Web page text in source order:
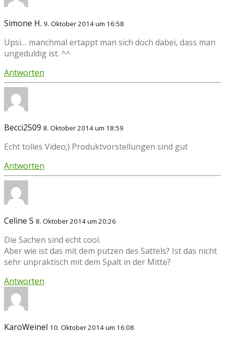
Simone H. 9. Oktober 2014 um 16:58
Upsi… manchmal ertappt man sich doch dabei, dass man
ungeduldig ist. ^^
Antworten
Becci2509 8. Oktober 2014 um 18:59
Echt tolles Video;) Produktvorstellungen sind gut
Antworten
Celine S 8. Oktober 2014 um 20:26
Die Sachen sind echt cool.
Aber wie ist das mit dem putzen des Sattels? Ist das nicht
sehr unpraktisch mit dem Spalt in der Mitte?
Antworten
KaroWeinel 10. Oktober 2014 um 16:08